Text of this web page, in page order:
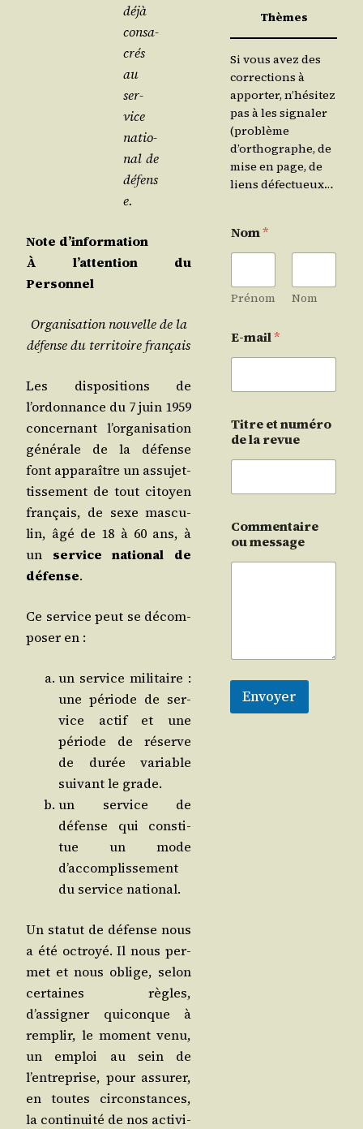
déjà
consa­
crés
au
ser­
vice
natio­
nal de
défens
e.
Note d’information
À l’attention du
Personnel
Orga­ni­sa­tion nou­velle de la
défense du ter­ri­toire français
Les dis­po­si­tions de
l’ordonnance du 7 juin 1959
concer­nant l’organisation
géné­rale de la défense
font appa­raître un assu­jet­
tis­se­ment de tout citoyen
fran­çais, de sexe mas­cu­
lin, âgé de 18 à 60 ans, à
un ser­vice natio­nal de
défense.
Ce ser­vice peut se décom­
po­ser en :
un ser­vice mili­taire :
une période de ser­
vice actif et une
période de réserve
de durée variable
sui­vant le grade.
un ser­vice de
défense qui consti­
tue un mode
d’accomplissement
du ser­vice national.
Un sta­tut de défense nous
a été octroyé. Il nous per­
met et nous oblige, selon
cer­taines règles,
d’assigner qui­conque à
rem­plir, le moment venu,
un emploi au sein de
l’entreprise, pour assu­rer,
en toutes cir­cons­tances,
la conti­nui­té de nos acti­vi­
Thèmes
Si vous avez des
corrections à
apporter, n’hésitez
pas à les signaler
(problème
d’orthographe, de
mise en page, de
liens défectueux…
Nom*
Prénom Nom
E-mail*
Titre et numéro
de la revue
Commentaire
ou message
Envoyer